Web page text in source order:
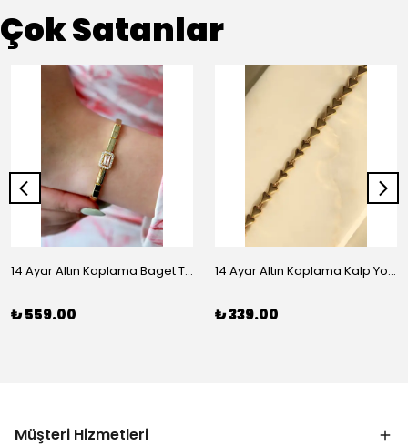
Çok Satanlar
14 Ayar Altın Kaplama Baget Taşlı Vip Bileklik
₺ 559.00
14 Ayar Altın Kaplama Kalp Yolu Bileklik
₺ 339.00
Müşteri Hizmetleri